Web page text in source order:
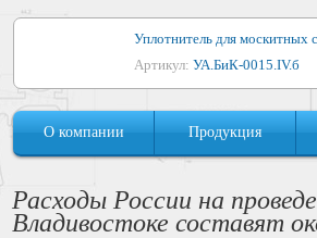
Уплотнитель для москитных
Артикул: УА.БиК-0015.IV.б
Уплотнитель для
Артикул:1044
Артикул:УМ.БиК-0062.IV.б
О компании Продукция
Расходы России на
Владивостоке составят